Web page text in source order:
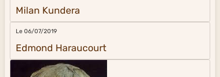
Milan Kundera
Le 06/07/2019
Edmond Haraucourt